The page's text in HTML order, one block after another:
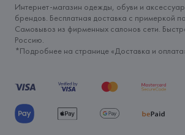
Интернет-магазин одежды, обуви и
брендов. Бесплатная доставка с примеркой
Самовывоз из фирменных салонов сети.
Россию.
*Подробнее на странице «Доставка и оплата